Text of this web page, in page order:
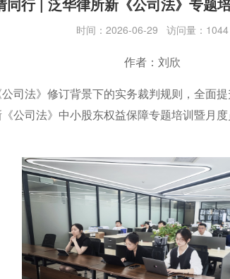
时间：2026-06-29 访问量：1044
作者：刘欣
司法》修订背景下的实务裁判规则，全面
公司法》中小股东权益保障专题培训暨月